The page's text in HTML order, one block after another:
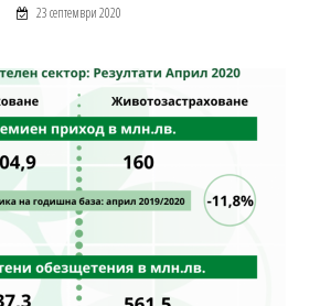
23 септември 2020